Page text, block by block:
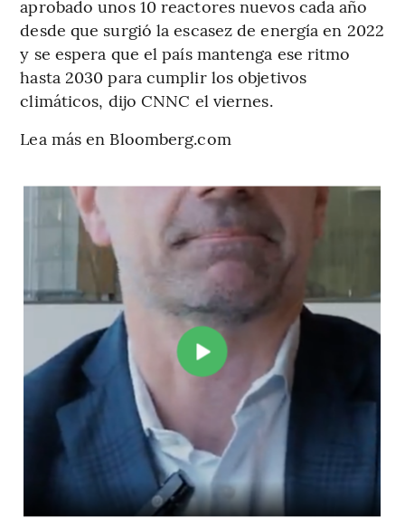
aprobado unos 10 reactores nuevos cada año
desde que surgió la escasez de energía en 2022
y se espera que el país mantenga ese ritmo
hasta 2030 para cumplir los objetivos
climáticos, dijo CNNC el viernes.
Lea más en Bloomberg.com